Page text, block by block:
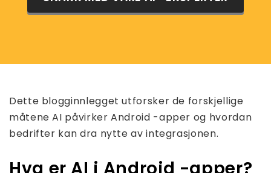
Dette blogginnlegget utforsker de forskjellige
måtene AI påvirker Android -apper og hvordan
bedrifter kan dra nytte av integrasjonen.